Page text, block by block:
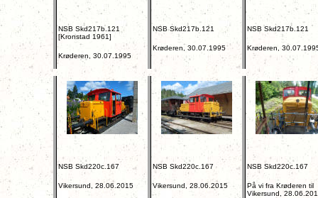
NSB Skd217b.121
[Kronstad 1961]
Krøderen, 30.07.1995
NSB Skd217b.121
Krøderen, 30.07.1995
NSB Skd217b.121
Krøderen,
NSB Skd220c.167
Vikersund, 28.06.2015
NSB Skd220c.167
Vikersund, 28.06.2015
NSB Skd220c.167
På vi fra Krøderen til
Vikersund,